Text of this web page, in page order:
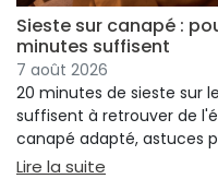
Sieste sur canapé :
minutes suffisent
7 août 2026
20 minutes de sieste sur
suffisent à retrouver de
canapé adapté, astuces
bien s'installer.
Lire la suite : Sieste sur